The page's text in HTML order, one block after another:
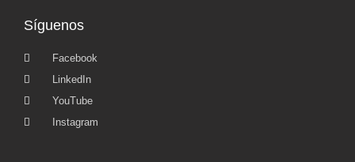
Síguenos
Facebook
LinkedIn
YouTube
Instagram